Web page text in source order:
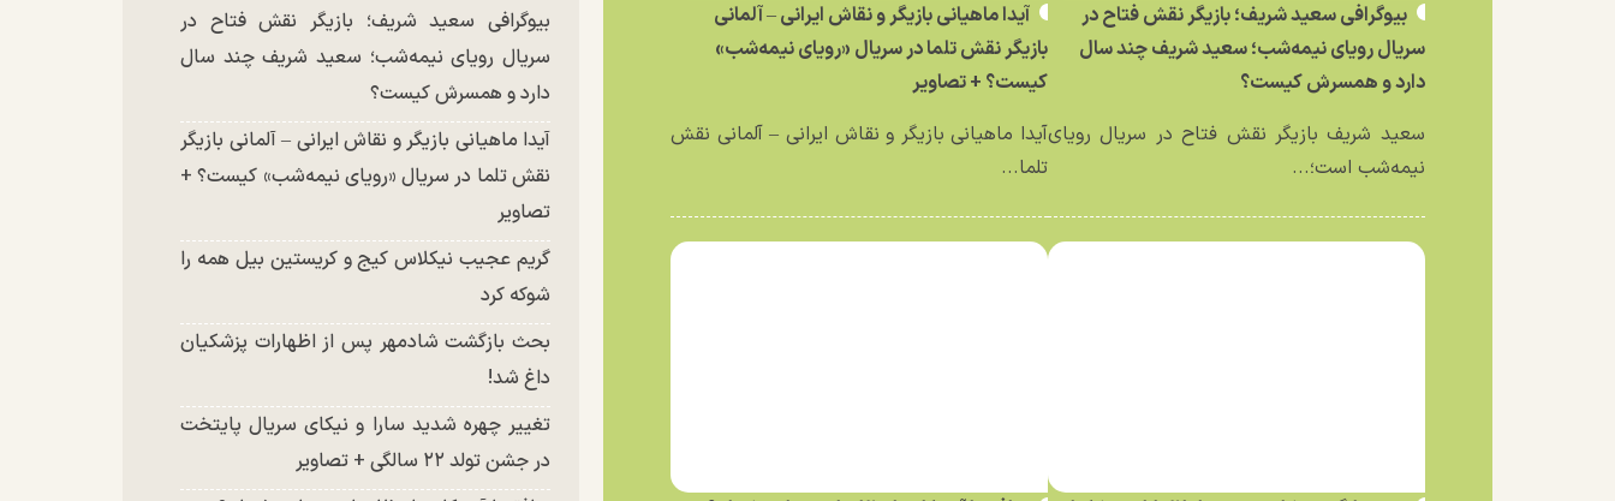
بیوگرافی سعید شریف؛ بازیگر نقش فتاح در
سریال رویای نیمه‌شب؛ سعید شریف چند سال
دارد و همسرش کیست؟
سعید شریف بازیگر نقش فتاح در سریال رویای
نیمه‌شب است؛...
آیدا ماهیانی بازیگر و نقاش ایرانی – آلمانی
بازیگر نقش تلما در سریال «رویای نیمه‌شب»
کیست؟ + تصاویر
آیدا ماهیانی بازیگر و نقاش ایرانی – آلمانی نقش
تلما...
بیوگرافی سعید شریف؛ بازیگر نقش فتاح در
سریال رویای نیمه‌شب؛ سعید شریف چند سال
دارد و همسرش کیست؟
آیدا ماهیانی بازیگر و نقاش ایرانی – آلمانی بازیگر
نقش تلما در سریال «رویای نیمه‌شب» کیست؟ +
تصاویر
گریم عجیب نیکلاس کیج و کریستین بیل همه را
شوکه کرد
بحث بازگشت شادمهر پس از اظهارات پزشکیان
داغ شد!
تغییر چهره شدید سارا و نیکای سریال پایتخت
در جشن تولد ۲۲ سالگی + تصاویر